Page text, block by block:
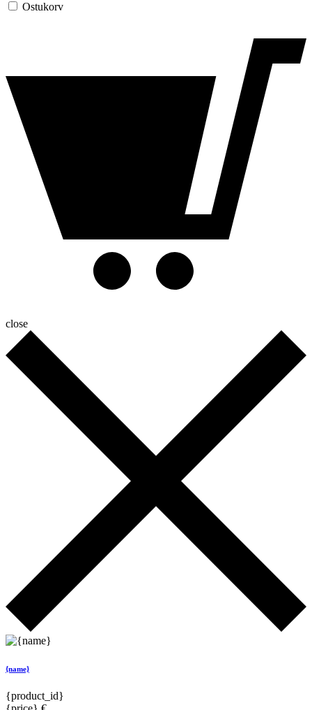
Ostukorv
close
{name}
{product_id}